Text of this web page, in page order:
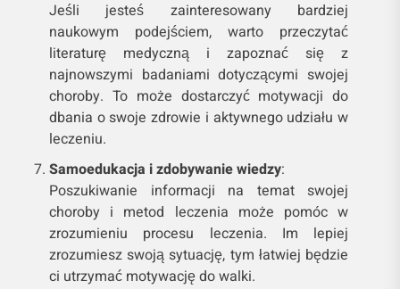
Jeśli jesteś zainteresowany bardziej
naukowym podejściem, warto przeczytać
literaturę medyczną i zapoznać się z
najnowszymi badaniami dotyczącymi swojej
choroby. To może dostarczyć motywacji do
dbania o swoje zdrowie i aktywnego udziału w
leczeniu.
Samoedukacja i zdobywanie wiedzy:
Poszukiwanie informacji na temat swojej
choroby i metod leczenia może pomóc w
zrozumieniu procesu leczenia. Im lepiej
zrozumiesz swoją sytuację, tym łatwiej będzie
ci utrzymać motywację do walki.